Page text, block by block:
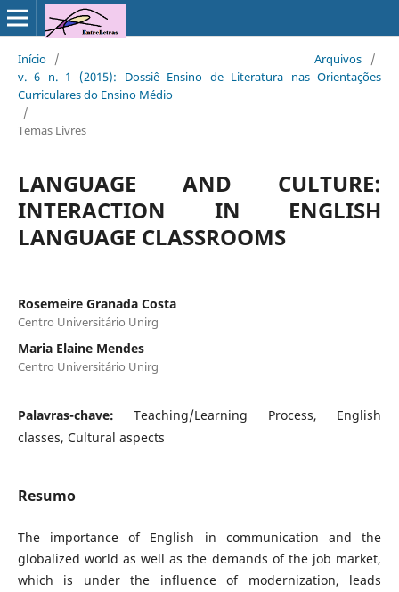
Início / Arquivos
/
v. 6 n. 1 (2015): Dossiê Ensino de Literatura nas Orientações
Curriculares do Ensino Médio
/
Temas Livres
LANGUAGE AND CULTURE:
INTERACTION IN ENGLISH
LANGUAGE CLASSROOMS
Rosemeire Granada Costa
Centro Universitário Unirg
Maria Elaine Mendes
Centro Universitário Unirg
Palavras-chave:Teaching/Learning Process, English
classes, Cultural aspects
Resumo
The importance of English in communication and the
globalized world as well as the demands of the job market,
which is under the influence of modernization, leads